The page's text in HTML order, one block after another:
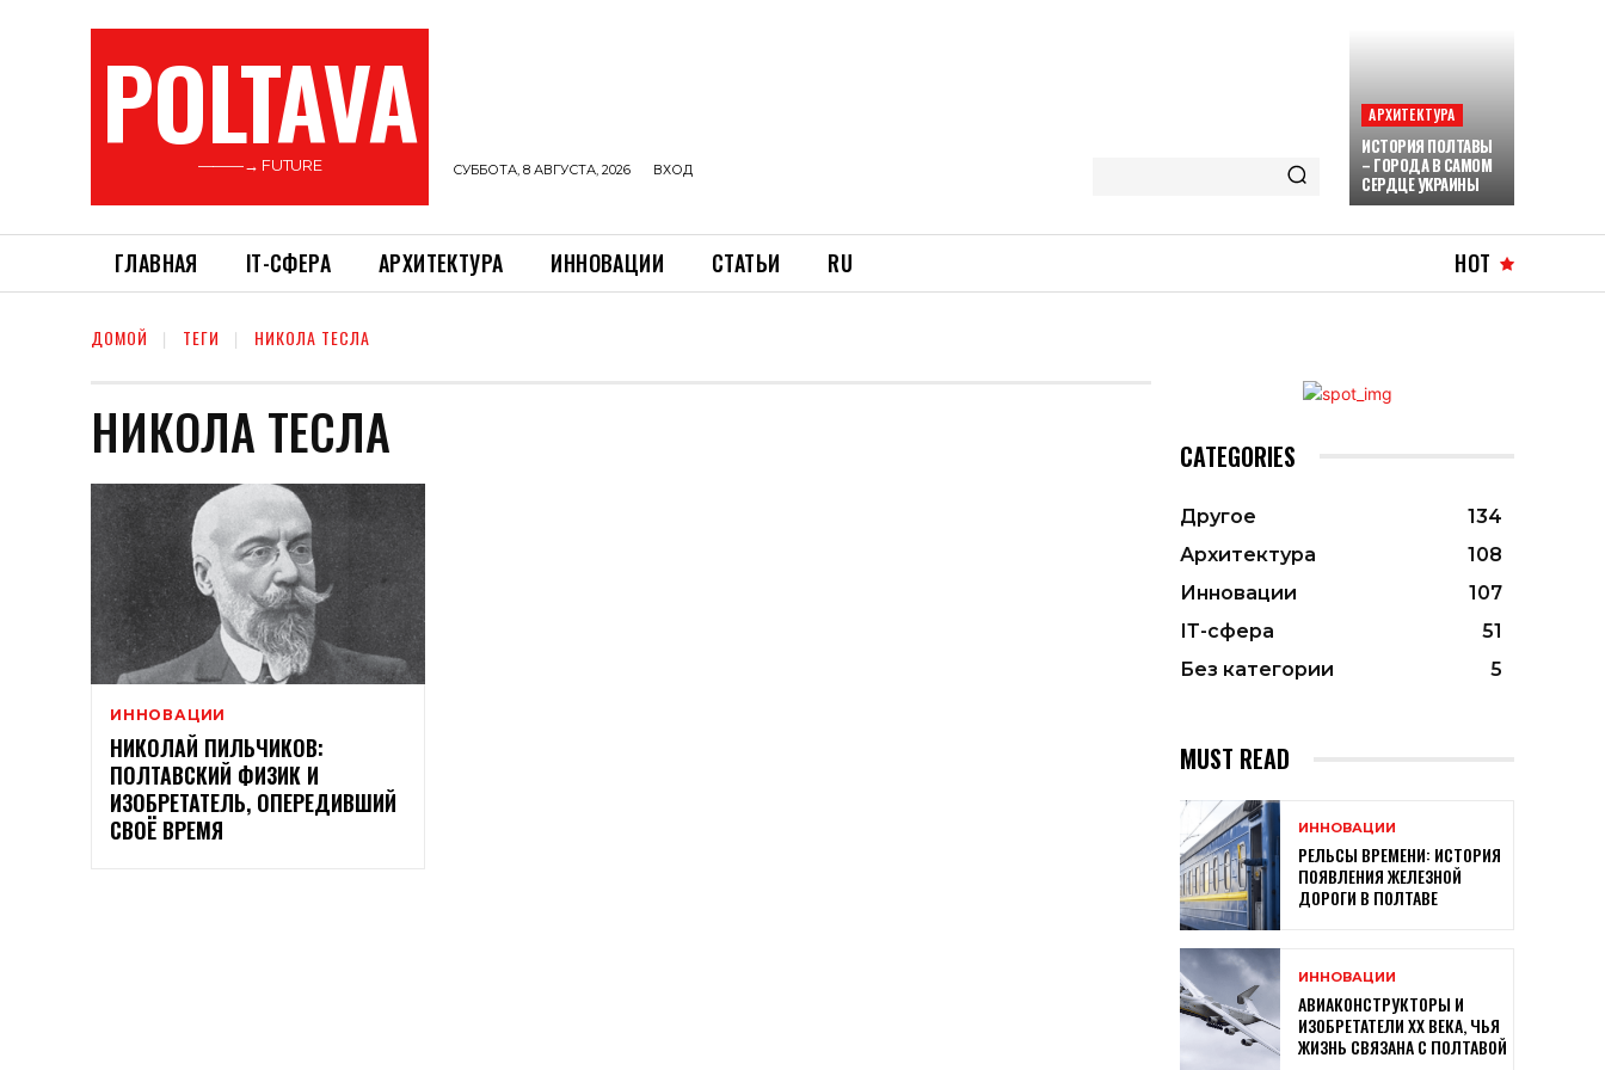
POLTAVA
———→ FUTURE СУББОТА, 8 АВГУСТА, 2026 ВХОД
АРХИТЕКТУРА
ИСТОРИЯ ПОЛТАВЫ
– ГОРОДА В САМОМ
СЕРДЦЕ УКРАИНЫ
ГЛАВНАЯ ІТ-СФЕРА АРХИТЕКТУРА ИННОВАЦИИ СТАТЬИ RU HOT
ДОМОЙ ТЕГИ НИКОЛА ТЕСЛА
НИКОЛА ТЕСЛА
ИННОВАЦИИ
НИКОЛАЙ ПИЛЬЧИКОВ:
ПОЛТАВСКИЙ ФИЗИК И
ИЗОБРЕТАТЕЛЬ, ОПЕРЕДИВШИЙ
СВОЁ ВРЕМЯ
CATEGORIES
Другое
134
Архитектура
108
Инновации
107
ІТ-сфера
51
Без категории
5
MUST READ
ИННОВАЦИИ
РЕЛЬСЫ ВРЕМЕНИ: ИСТОРИЯ
ПОЯВЛЕНИЯ ЖЕЛЕЗНОЙ
ДОРОГИ В ПОЛТАВЕ
ИННОВАЦИИ
АВИАКОНСТРУКТОРЫ И
ИЗОБРЕТАТЕЛИ XX ВЕКА, ЧЬЯ
ЖИЗНЬ СВЯЗАНА С ПОЛТАВОЙ